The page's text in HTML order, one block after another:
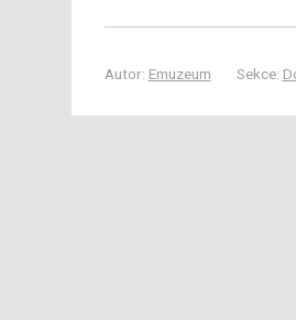
Autor: Emuzeum Sekce: